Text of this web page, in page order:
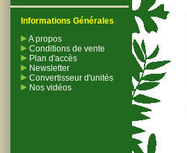
Informations Générales
A propos
Conditions de vente
Plan d'accès
Newsletter
Convertisseur d'unités
Nos vidéos